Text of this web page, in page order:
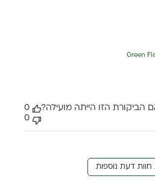
הביקורת הזו הייתה מועילה?
0
0
חוות דעת נוספות